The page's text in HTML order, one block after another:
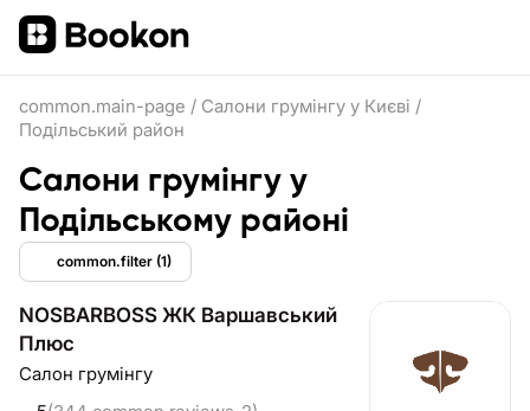
common.main-page / Салони грумінгу у Києві /
Подільський район
Салони грумінгу у
Подільському районі
common.filter (1)
NOSBARBOSS ЖК Варшавський
Плюс
Салон грумінгу